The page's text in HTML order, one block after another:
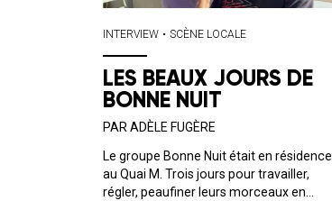
INTERVIEW • SCÈNE LOCALE
LES BEAUX JOURS DE
BONNE NUIT
PAR ADÈLE FUGÈRE
Le groupe Bonne Nuit était en résidence
au Quai M. Trois jours pour travailler,
régler, peaufiner leurs morceaux en